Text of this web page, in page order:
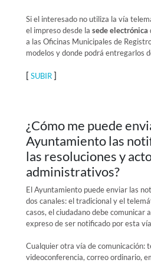
Si el interesado no utiliza la vía
el impreso desde la sede electrónica
a las Oficinas Municipales de
modelos y donde podrá entregarlos
[ SUBIR]
¿Cómo me puede
Ayuntamiento las
las resoluciones y
administrativos?
El Ayuntamiento puede enviar las
dos canales: el tradicional y el
casos, el ciudadano debe comunicar
expreso de ser notificado por esta
Cualquier otra vía de comunicación:
videoconferencia, correo ordinario,